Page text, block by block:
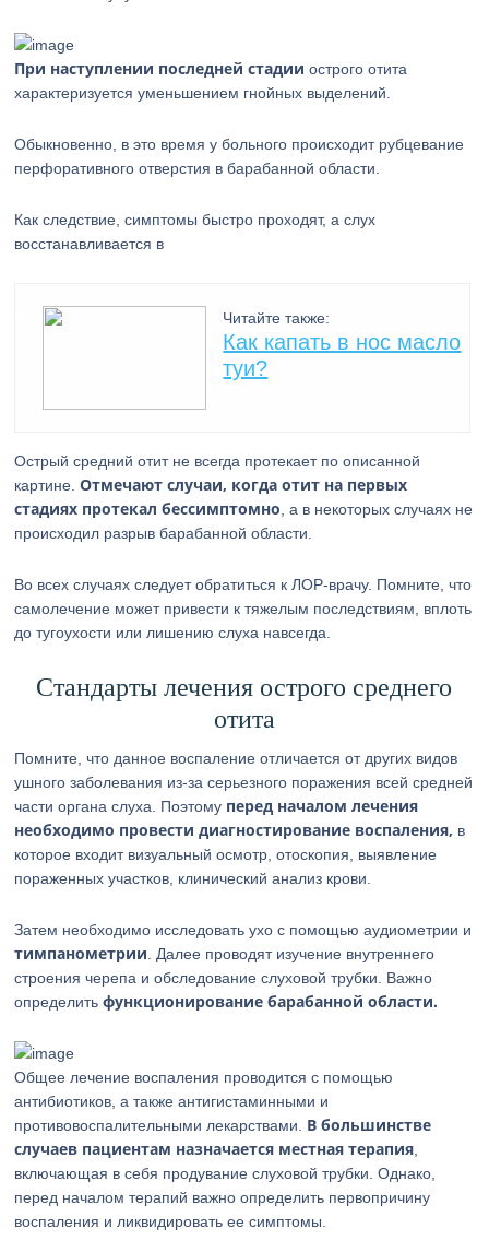
При наступлении последней стадии острого отита
характеризуется уменьшением гнойных выделений.
Обыкновенно, в это время у больного происходит рубцевание
перфоративного отверстия в барабанной области.
Как следствие, симптомы быстро проходят, а слух
восстанавливается в
Читайте также:
Как капать в нос масло
туи?
Острый средний отит не всегда протекает по описанной
картине.Отмечают случаи, когда отит на первых
стадиях протекал бессимптомно , а в некоторых случаях не
происходил разрыв барабанной области.
Во всех случаях следует обратиться к ЛОР-врачу. Помните, что
самолечение может привести к тяжелым последствиям, вплоть
до тугоухости или лишению слуха навсегда.
Стандарты лечения острого среднего
отита
Помните, что данное воспаление отличается от других видов
ушного заболевания из-за серьезного поражения всей средней
части органа слуха. Поэтому перед началом лечения
необходимо провести диагностирование воспаления, в
которое входит визуальный осмотр, отоскопия, выявление
пораженных участков, клинический анализ крови.
Затем необходимо исследовать ухо с помощью аудиометрии и
тимпанометрии . Далее проводят изучение внутреннего
строения черепа и обследование слуховой трубки. Важно
определитьфункционирование барабанной области.
Общее лечение воспаления проводится с помощью
антибиотиков, а также антигистаминными и
противовоспалительными лекарствами. В большинстве
случаев пациентам назначается местная терапия
включающая в себя продувание слуховой трубки. Однако,
перед началом терапий важно определить первопричину
воспаления и ликвидировать ее симптомы.